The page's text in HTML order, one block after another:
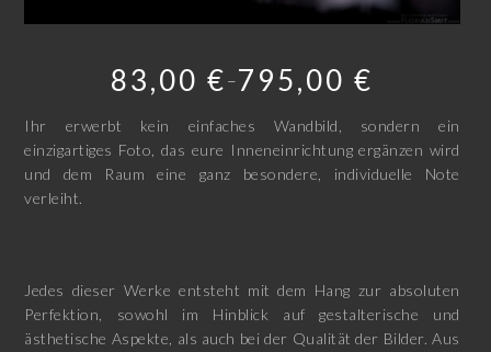
83,00€ –795,00 €
Ihr erwerbt kein einfaches Wandbild, sondern ein
einzigartiges Foto, das eure Inneneinrichtung ergänzen wird
und dem Raum eine ganz besondere, individuelle Note
verleiht.
Jedes dieser Werke entsteht mit dem Hang zur absoluten
Perfektion, sowohl im Hinblick auf gestalterische und
ästhetische Aspekte, als auch bei der Qualität der Bilder. Aus